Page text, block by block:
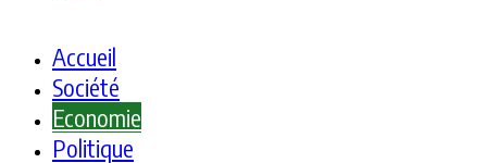
Accueil
Société
Economie
Politique